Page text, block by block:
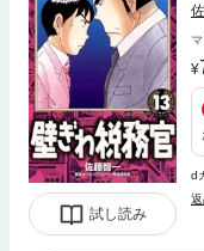
試し読み
d